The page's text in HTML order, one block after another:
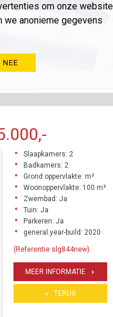
om onze
we anonieme gegevens
NEE
Slaapkamers: 2
Badkamers: 2
Grond oppervlakte: m²
Woonoppervlakte: 100 m²
Zwembad: Ja
Tuin: Ja
Parkeren: Ja
general.year-build: 2020
(Referentie slg844new)
MEER INFORMATIE
TERUG